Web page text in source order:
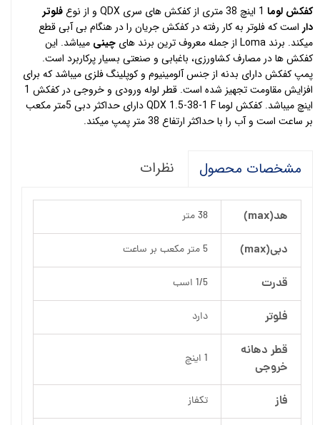
کفکش لوما 1 اینچ 38 متری از کفکش های سری QDX و از نوع
فلوتر
دار است که فلوتر به کار رفته در کفکش جریان را در هنگام بی آبی قطع
میکند. برند Loma از جمله معروف ترین برند های
چینی میباشد. این
کفکش ها در مصارف کشاورزی، باغبابی و صنعتی بسیار پرکاربرد است.
پمپ کفکش دارای بدنه از جنس آلومینیوم و کوپلینگ فلزی میباشد که برای
افزایش مقاومت تجهیز شده است. قطر لوله ورودی و خروجی در کفکش 1
اینچ میباشد. کفکش لوما QDX 1.5-38-1 F دارای حداکثر دبی 5متر مکعب
بر ساعت است و آب را با حداکثر ارتفاع 38 متر پمپ میکند.
مشخصات محصول نظرات
هد(max) 38 متر
دبی(max) 5 متر مکعب بر ساعت
قدرت 1/5 اسب
فلوتر دارد
قطر دهانه
خروجی
1 اینچ
فاز تکفاز